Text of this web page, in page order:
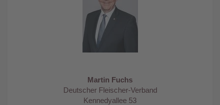
Martin Fuchs
Deutscher Fleischer-Verband
Kennedyallee 53